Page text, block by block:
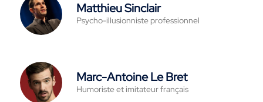
Matthieu Sinclair
Psycho-illusionniste professionnel
Marc-Antoine Le Bret
Humoriste et imitateur français